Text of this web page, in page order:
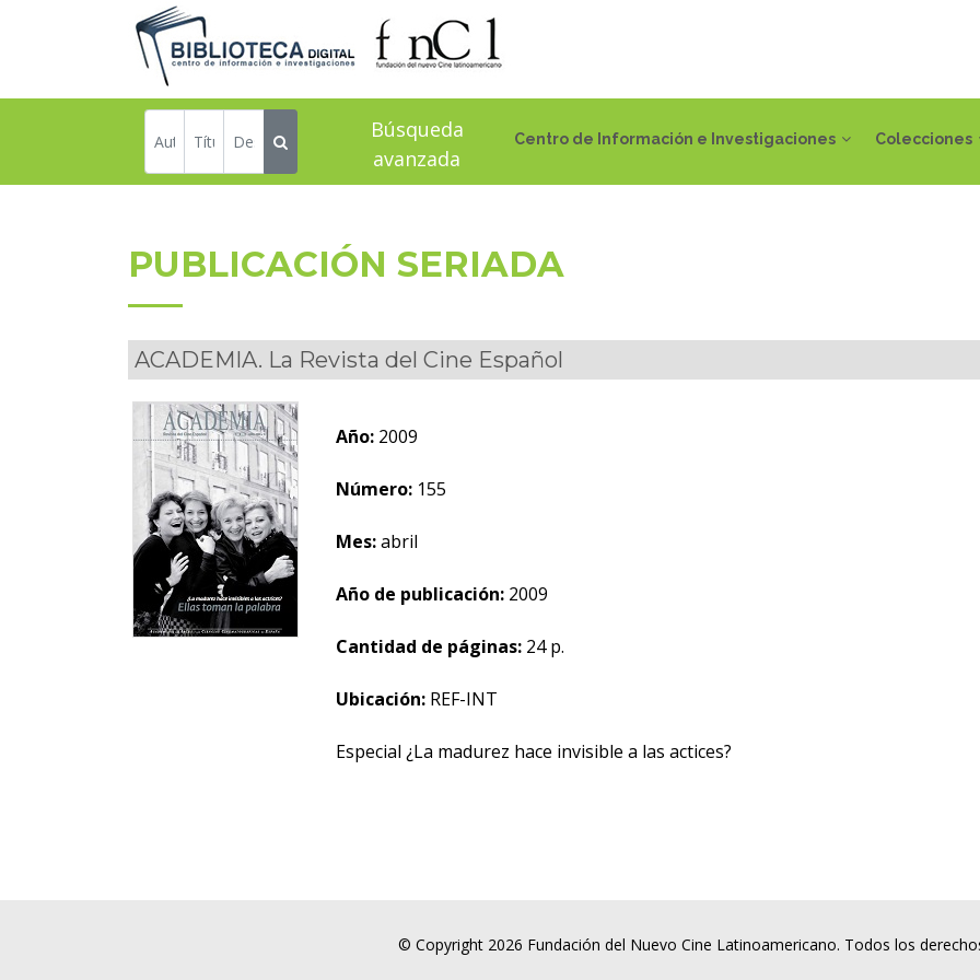
Centro de Información e Investigaciones Colecciones
Búsqueda
avanzada
PUBLICACIÓN SERIADA
ACADEMIA. La Revista del Cine Español
Año: 2009
Número: 155
Mes:abril
Año de publicación: 2009
Cantidad de páginas: 24 p.
Ubicación: REF-INT
Especial ¿La madurez hace invisible a las actices?
© Copyright 2026 Fundación del Nuevo Cine Latinoamericano. Todos los